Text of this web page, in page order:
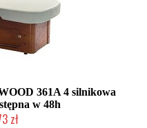
361A 4 silnikowa
w 48h
zł